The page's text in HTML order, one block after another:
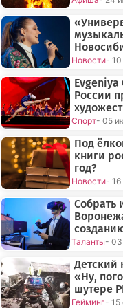
Новости- 10
Evgeniya
России
Спорт- 05
Под
книги
год?
Новости- 16
Собрать
Таланты- 03
Детский
«Ну,
шутере
Гейминг- 15